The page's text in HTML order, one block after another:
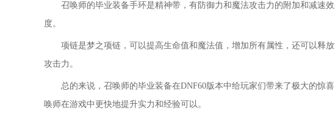
召唤师的毕业装备手环是精神带，有防御力和魔法攻击力的附加和减速
度。
项链是梦之项链，可以提高生命值和魔法值，增加所有属性，还可以释
攻击力。
总的来说，召唤师的毕业装备在DNF60版本中给玩家们带来了极大的惊
唤师在游戏中更快地提升实力和经验可以。